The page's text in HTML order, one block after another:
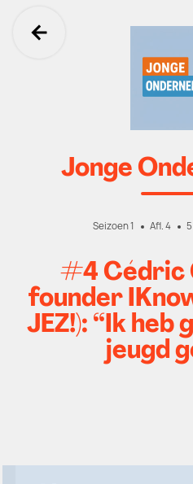
Ga terug
Jonge
Seizoen 1 Afl. 4
#4 Cédric
founder
JEZ!): “Ik heb
jeugd